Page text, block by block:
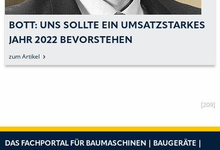
BOTT: UNS SOLLTE EIN UMSATZSTARKES
JAHR 2022 BEVORSTEHEN
zum Artikel
[209]
DAS FACHPORTAL FÜR BAUMASCHINEN | BAUGERÄTE |